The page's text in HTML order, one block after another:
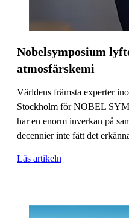
Nobelsymposium
atmosfärskemi
Världens främsta experter
Stockholm för NOBEL
har en enorm inverkan på
decennier inte fått det
Läs artikeln